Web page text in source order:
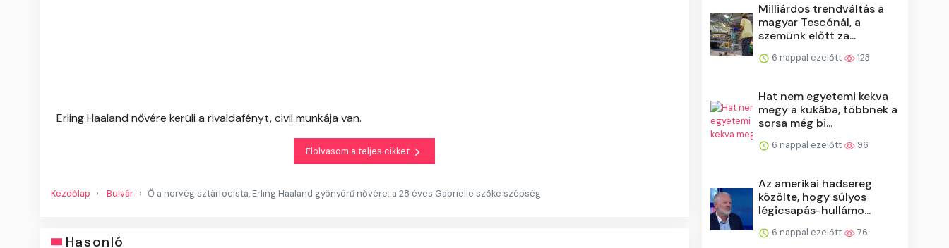
Erling Haaland nővére kerüli a rivaldafényt, civil munkája van.
Elolvasom a teljes cikket
Kezdőlap Bulvár Ő a norvég sztárfocista, Erling Haaland gyönyörű nővére: a 28 éves Gabrielle szőke szépség
Hasonló
Milliárdos trendváltás a
magyar Tescónál, a
szemünk előtt za...
6 nappal ezelőtt 123
Hat nem egyetemi kekva
megy a kukába, többnek a
sorsa még bi...
6 nappal ezelőtt 96
Az amerikai hadsereg
közölte, hogy súlyos
légicsapás-hullámo...
6 nappal ezelőtt 76